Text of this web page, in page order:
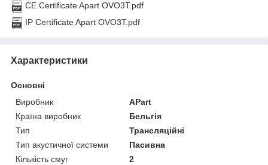
CE Certificate Apart OVO3T.pdf
IP Certificate Apart OVO3T.pdf
Характеристики
Основні
Виробник
APart
Країна виробник
Бельгія
Тип
Трансляційні
Тип акустичної системи
Пасивна
Кількість смуг
2